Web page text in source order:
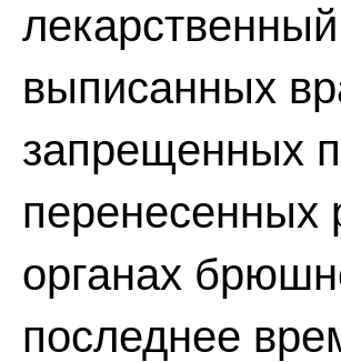
выписанных
запрещенных
перенесенных
органах
последнее